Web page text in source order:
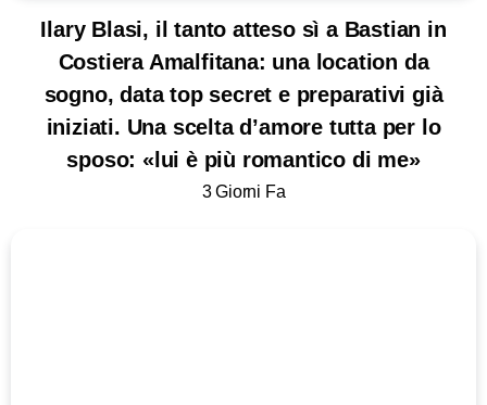
Ilary Blasi, il tanto atteso sì a Bastian in
Costiera Amalfitana: una location da
sogno, data top secret e preparativi già
iniziati. Una scelta d’amore tutta per lo
sposo: «lui è più romantico di me»
3 Giorni Fa